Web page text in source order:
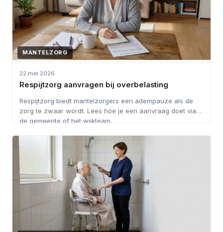
MANTELZORG
22 mei 2026
Respijtzorg aanvragen bij overbelasting
Respijtzorg biedt mantelzorgers een adempauze als de
zorg te zwaar wordt. Lees hoe je een aanvraag doet via
de gemeente of het wijkteam.